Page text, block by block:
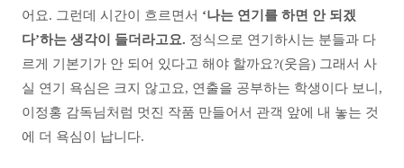
어요. 그런데 시간이 흐르면서 ‘나는 연기를 하면 안 되겠
다’하는 생각이 들더라고요. 정식으로 연기하시는 분들과 다
르게 기본기가 안 되어 있다고 해야 할까요?(웃음) 그래서 사
실 연기 욕심은 크지 않고요, 연출을 공부하는 학생이다 보니,
이정홍 감독님처럼 멋진 작품 만들어서 관객 앞에 내 놓는 것
에 더 욕심이 납니다.